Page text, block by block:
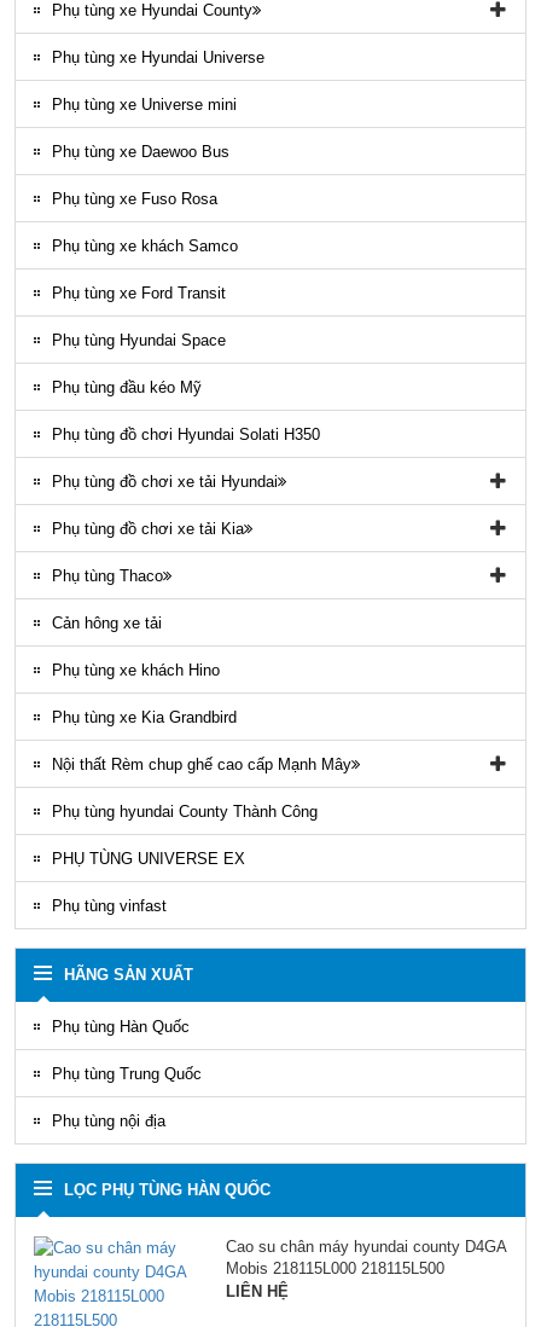
Phụ tùng xe Hyundai County
Phụ tùng vỏ xe County
Phụ kiện ghế county
Gioăng County
Phụ tùng gầm máy County
Ốp nhựa ngoại thất County
ĐÈN LED COUNTY
Nội thất County
Ngoại thất County
Phụ tùng điều hòa County
Phụ tùng xe Hyundai Universe
Phụ tùng xe Universe mini
Phụ tùng xe Daewoo Bus
Phụ tùng xe Fuso Rosa
Phụ tùng xe khách Samco
Phụ tùng xe Ford Transit
Phụ tùng Hyundai Space
Phụ tùng đầu kéo Mỹ
Phụ tùng đồ chơi Hyundai Solati H350
Phụ tùng đồ chơi xe tải Hyundai
Phụ tùng đồ chơi xe tải Hyundai HD65, HD72
Phụ tùng Trago
Phụ tung hyundai mighty ex8
Phụ tùng đồ chơi xe tải Kia
Phụ tùng đồ chơi kia Bongo
Phụ tùng Kia K3000
Phụ tùng Thaco
Phụ tùng vỏ xe khách Thaco
Phụ tùng gầm máy xe khách Thaco
Cản hông xe tải
Phụ tùng xe khách Hino
Phụ tùng xe Kia Grandbird
Nội thất Rèm chup ghế cao cấp Mạnh Mây
Rèm áo ghế xe County Mạnh Mây
Phụ tùng hyundai County Thành Công
PHỤ TÙNG UNIVERSE EX
Phụ tùng vinfast
HÃNG SẢN XUẤT
Phụ tùng Hàn Quốc
Phụ tùng Trung Quốc
Phụ tùng nội địa
LỌC PHỤ TÙNG HÀN QUỐC
Cao su chân máy hyundai county D4GA
Mobis 218115L000 218115L500
LIÊN HỆ